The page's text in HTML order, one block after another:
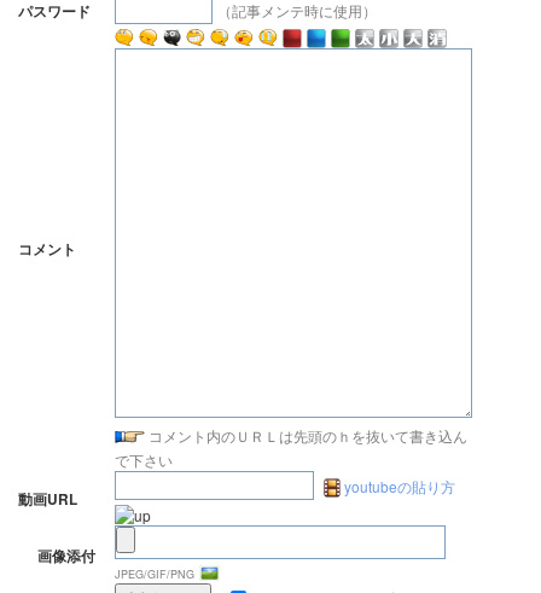
パスワード
（記事メンテ時に使用）
コメント
コメント内のＵＲＬは先頭のｈを抜いて書き込ん
で下さい
動画URL
youtubeの貼り方
画像添付
JPEG/GIF/PNG